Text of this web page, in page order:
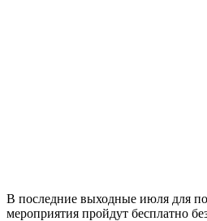
В последние выходные июля для
мероприятия пройдут бесплатно